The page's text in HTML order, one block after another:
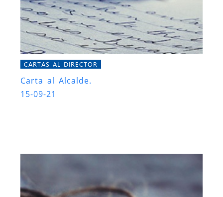
CARTAS AL DIRECTOR
Carta al Alcalde.
15-09-21